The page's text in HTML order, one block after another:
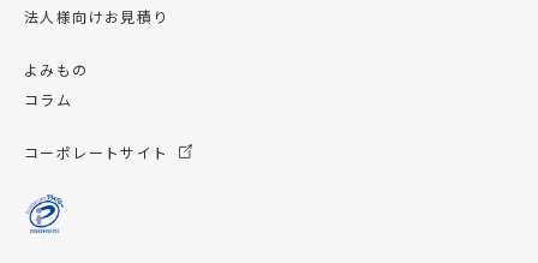
法人様向けお見積り
よみもの
コラム
コーポレートサイト